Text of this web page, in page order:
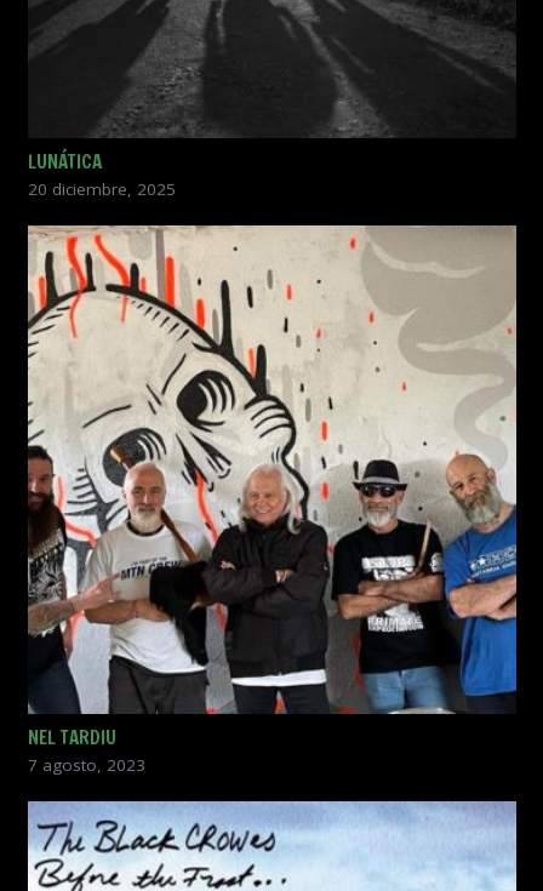
LUNÁTICA
20 diciembre, 2025
NEL TARDIU
7 agosto, 2023